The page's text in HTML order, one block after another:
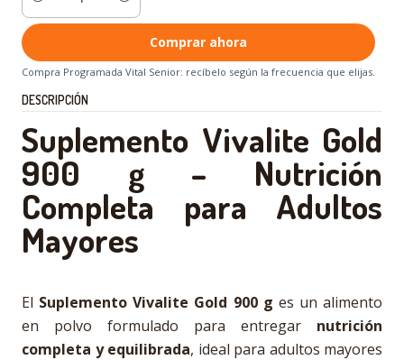
Cantidad
Comprar ahora
Compra Programada Vital Senior: recíbelo según la frecuencia que elijas.
DESCRIPCIÓN
Suplemento Vivalite Gold
900 g – Nutrición
Completa para Adultos
Mayores
El Suplemento Vivalite Gold 900 g es un alimento
en polvo formulado para entregar nutrición
completa y equilibrada, ideal para adultos mayores